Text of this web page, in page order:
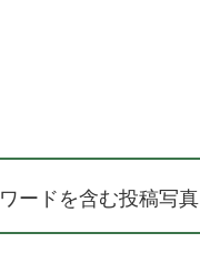
ードを含む投稿写真